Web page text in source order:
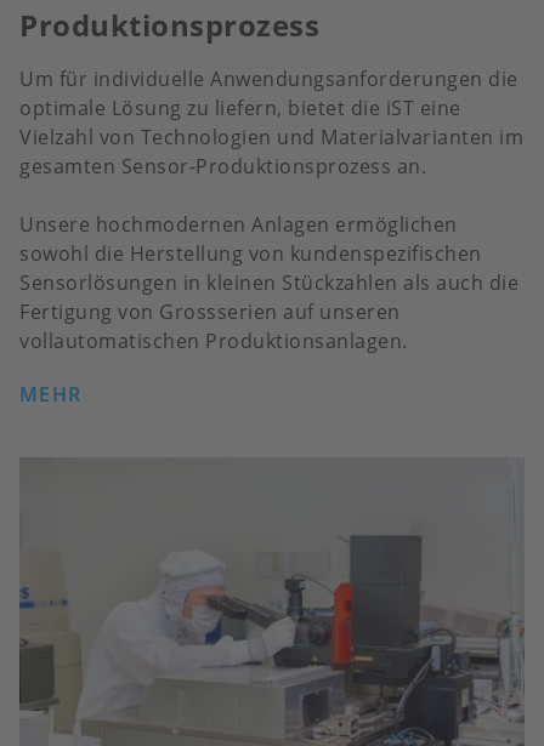
Produktionsprozess
Um für individuelle Anwendungsanforderungen die
optimale Lösung zu liefern, bietet die iST eine
Vielzahl von Technologien und Materialvarianten im
gesamten Sensor-Produktionsprozess an.
Unsere hochmodernen Anlagen ermöglichen
sowohl die Herstellung von kundenspezifischen
Sensorlösungen in kleinen Stückzahlen als auch die
Fertigung von Grossserien auf unseren
vollautomatischen Produktionsanlagen.
MEHR